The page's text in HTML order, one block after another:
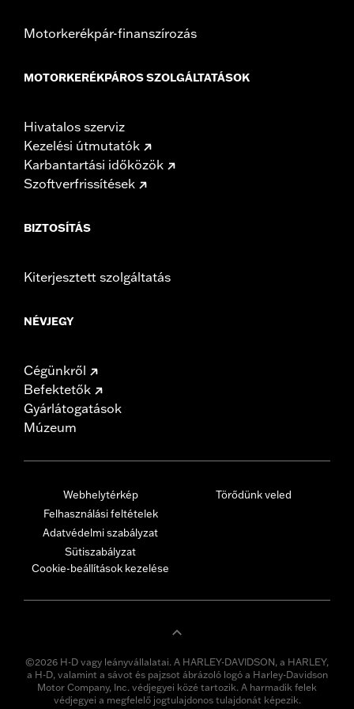
Motorkerékpár-finanszírozás
MOTORKERÉKPÁROS SZOLGÁLTATÁSOK
Hivatalos szerviz
Kezelési útmutatók
Karbantartási időközök
Szoftverfrissítések
BIZTOSÍTÁS
Kiterjesztett szolgáltatás
NÉVJEGY
Cégünkről
Befektetők
Gyárlátogatások
Múzeum
Webhelytérkép
Felhasználási feltételek
Adatvédelmi szabályzat
Sütiszabályzat
Cookie-beállítások kezelése
Törődünk veled
©2026 H-D vagy leányvállalatai. A HARLEY-DAVIDSON, a HARLEY,
a H-D, valamint a sávot és pajzsot ábrázoló logó a Harley-Davidson
Motor Company, Inc. védjegyei közé tartozik. A harmadik felek
védjegyei a megfelelő jogtulajdonos tulajdonát képezik.